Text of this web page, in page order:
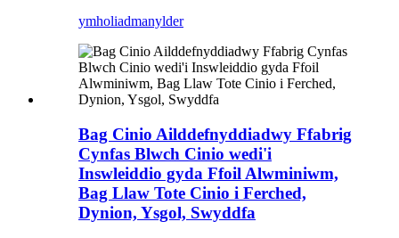
ymholiadmanylder
Bag Cinio Ailddefnyddiadwy Ffabrig
Cynfas Blwch Cinio wedi'i
Inswleiddio gyda Ffoil Alwminiwm,
Bag Llaw Tote Cinio i Ferched,
Dynion, Ysgol, Swyddfa